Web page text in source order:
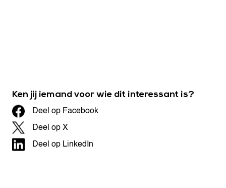
Ken jij iemand voor wie dit interessant is?
Deel op Facebook
Deel op X
Deel op LinkedIn